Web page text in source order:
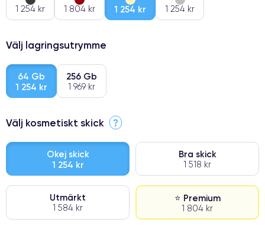
1 254 kr 1 804 kr 1 254 kr 1 254 kr
Välj lagringsutrymme
64 Gb
1 254 kr
256 Gb
1 969 kr
Välj kosmetiskt skick ?
Okej skick
1 254 kr
Bra skick
1 518 kr
Utmärkt
1 584 kr
⭐ Premium
1 804 kr